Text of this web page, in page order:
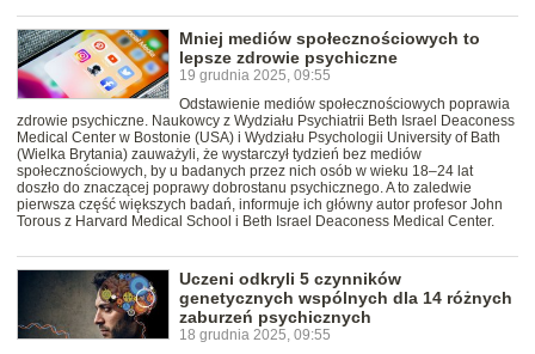
Mniej mediów społecznościowych to
lepsze zdrowie psychiczne
19 grudnia 2025, 09:55
Odstawienie mediów społecznościowych poprawia
zdrowie psychiczne. Naukowcy z Wydziału Psychiatrii Beth Israel Deaconess
Medical Center w Bostonie (USA) i Wydziału Psychologii University of Bath
(Wielka Brytania) zauważyli, że wystarczył tydzień bez mediów
społecznościowych, by u badanych przez nich osób w wieku 18–24 lat
doszło do znaczącej poprawy dobrostanu psychicznego. A to zaledwie
pierwsza część większych badań, informuje ich główny autor profesor John
Torous z Harvard Medical School i Beth Israel Deaconess Medical Center.
Uczeni odkryli 5 czynników
genetycznych wspólnych dla 14 różnych
zaburzeń psychicznych
18 grudnia 2025, 09:55